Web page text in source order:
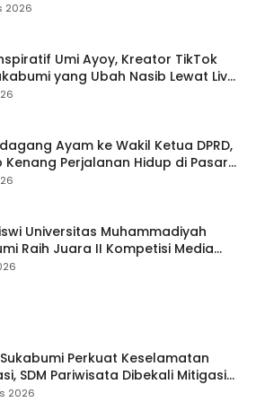
2026
Umi Ayoy, Kreator TikTok
yang Ubah Nasib Lewat Live
Ayam ke Wakil Ketua DPRD,
Kenang Perjalanan Hidup di Pasar
Universitas Muhammadiyah
Raih Juara II Kompetisi Media
Digital Tingkat Internasional
Perkuat Keselamatan
SDM Pariwisata Dibekali Mitigasi
Evakuasi
2026